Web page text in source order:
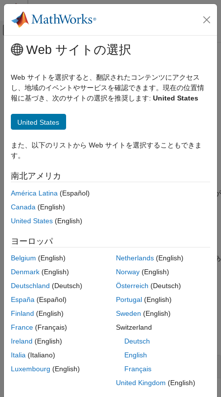
コンテンツへスキップ
オフキャンバス ナビゲーション メ
ドキュメンテーションのホーム
ソフトウェア開発
テスト フレームワーク
matlab.unittest.constraints.HasNaN クラ
項目一覧
説明
作成
例
バージョン履歴
参考
メインコンテンツ
matlab.unittest.constraints.HasNaN
クラス
名前空間:
matlab.unittest.constraints
matlab.unittest.constraints.BooleanConstraint
配列にNaN値があるかどうかをテスト
説明
matlab.unittest.constraints.HasNaN
値が
あるかどうかをテストするための制約を提供します。
作成
説明
c = matlab.unittest.constraints.HasNaNは、配列に
値があ
るかどうかをテストするための制約を作成します。この制約は、
例
すべて折りたたむ
Web サイトの選択
Web サイトを選択すると、翻訳されたコンテンツにアクセス
し、地域のイベントやサービスを確認できます。現在の位置情
報に基づき、次のサイトの選択を推奨します: United States
United States
また、以下のリストから Web サイトを選択することもできま
す。
南北アメリカ
América Latina (Español)
Canada (English)
United States (English)
ヨーロッパ
Belgium (English)
Denmark (English)
Deutschland (Deutsch)
España (Español)
Finland (English)
France (Français)
Ireland (English)
Italia (Italiano)
Luxembourg (English)
Netherlands(English)
Norway(English)
Österreich (Deutsch)
Portugal(English)
Sweden (English)
Switzerland
Deutsch
English
Français
United Kingdom (English)